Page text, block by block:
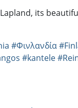
its
#Φινλανδία
#kantele